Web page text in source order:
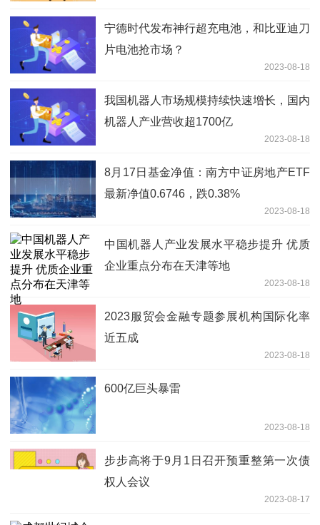
宁德时代发布神行超充电池，和比亚迪刀
片电池抢市场？
2023-08-18
我国机器人市场规模持续快速增长，国内
机器人产业营收超1700亿
2023-08-18
8月17日基金净值：南方中证房地产ETF
最新净值0.6746，跌0.38%
2023-08-18
中国机器人产业发展水平稳步提升 优质
企业重点分布在天津等地
2023-08-18
2023服贸会金融专题参展机构国际化率
近五成
2023-08-18
600亿巨头暴雷
2023-08-18
步步高将于9月1日召开预重整第一次债
权人会议
2023-08-17